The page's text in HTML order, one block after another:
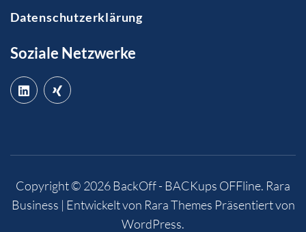
Datenschutzerklärung
Soziale Netzwerke
Copyright © 2026BackOff - BACKups OFFline. Rara
Business | Entwickelt von Rara Themes Präsentiert von
WordPress.